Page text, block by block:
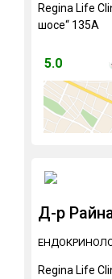
Regina Life
шосе“ 135А
5.0
Д-р
Regina Life